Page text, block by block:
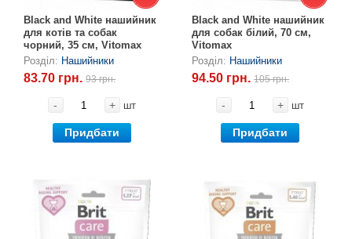
Black and White нашийник
для котів та собак
чорний, 35 см, Vitomax
Розділ: Нашийники
83.70 грн.93 грн.
- + шт
Придбати
Black and White нашийник
для собак білий, 70 см,
Vitomax
Розділ: Нашийники
94.50 грн.105 грн.
- + шт
Придбати